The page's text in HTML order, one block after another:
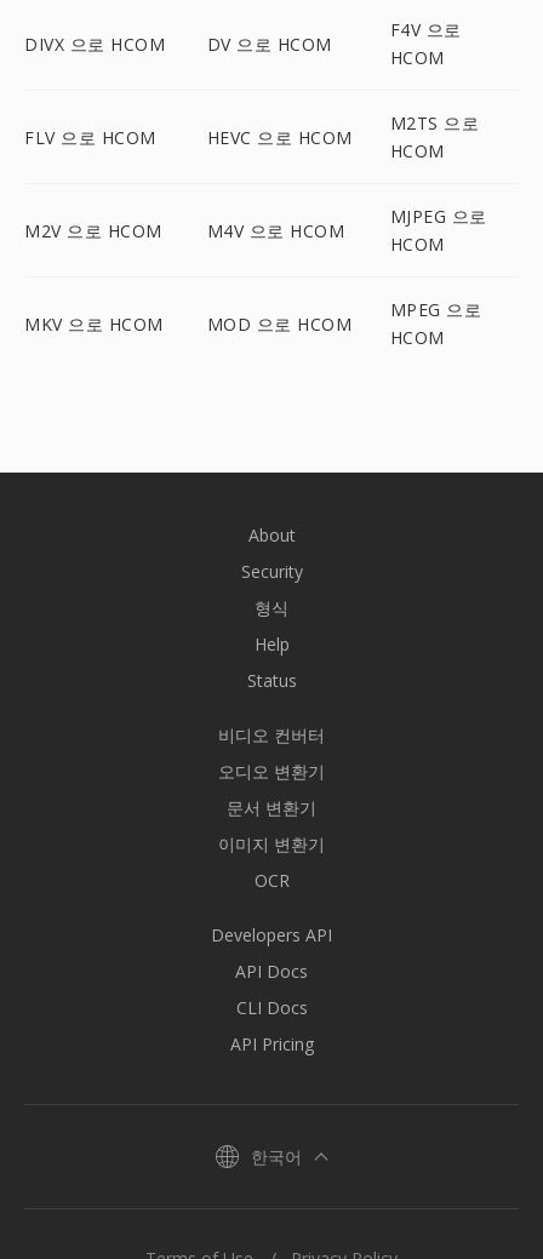
DIVX 으로 HCOM DV 으로 HCOM
F4V 으로
HCOM
FLV 으로 HCOM HEVC 으로 HCOM
M2TS 으로
HCOM
M2V 으로 HCOM M4V 으로 HCOM
MJPEG 으로
HCOM
MKV 으로 HCOM MOD 으로 HCOM
MPEG 으로
HCOM
About
Security
형식
Help
Status
비디오 컨버터
오디오 변환기
문서 변환기
이미지 변환기
OCR
Developers API
API Docs
CLI Docs
API Pricing
한국어